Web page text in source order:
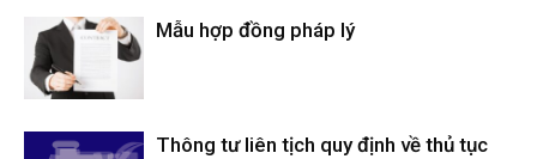
Mẫu hợp đồng pháp lý
Thông tư liên tịch quy định về thủ tục